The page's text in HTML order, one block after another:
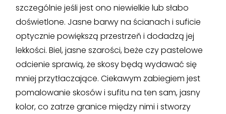
szczególnie jeśli jest ono niewielkie lub słabo
doświetlone. Jasne barwy na ścianach i suficie
optycznie powiększą przestrzeň i dodadzą jej
lekkości. Biel, jasne szarości, beże czy pastelowe
odcienie sprawią, że skosy będą wydawać się
mniej przytłaczające. Ciekawym zabiegiem jest
pomalowanie skosów i sufitu na ten sam, jasny
kolor, co zatrze granice między nimi i stworzy